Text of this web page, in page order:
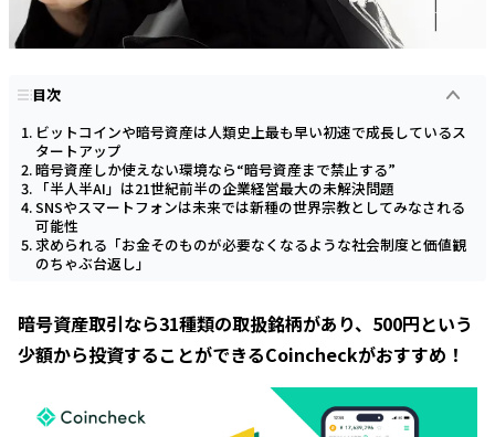
目次
ビットコインや暗号資産は人類史上最も早い初速で成長しているス
タートアップ
暗号資産しか使えない環境なら“暗号資産まで禁止する”
「半人半AI」は21世紀前半の企業経営最大の未解決問題
SNSやスマートフォンは未来では新種の世界宗教としてみなされる
可能性
求められる「お金そのものが必要なくなるような社会制度と価値観
のちゃぶ台返し」
暗号資産取引なら31種類の取扱銘柄があり、500円という
少額から投資することができるCoincheckがおすすめ！